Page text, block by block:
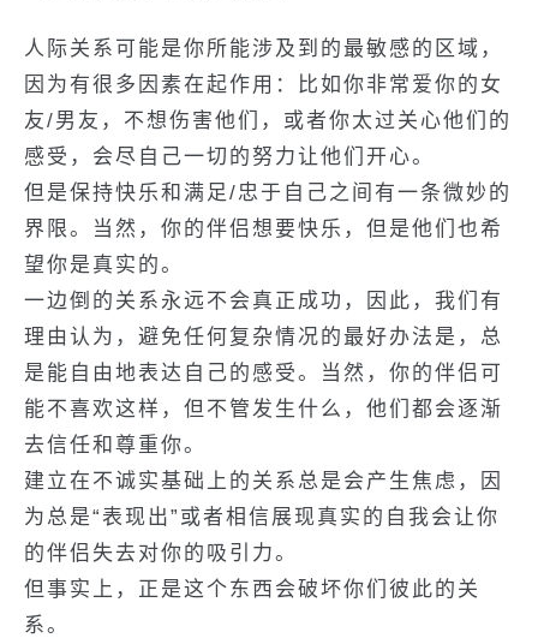
人际关系可能是你所能涉及到的最敏感的区域，
因为有很多因素在起作用：比如你非常爱你的女
友/男友，不想伤害他们，或者你太过关心他们的
感受，会尽自己一切的努力让他们开心。
但是保持快乐和满足/忠于自己之间有一条微妙的
界限。当然，你的伴侣想要快乐，但是他们也希
望你是真实的。
一边倒的关系永远不会真正成功，因此，我们有
理由认为，避免任何复杂情况的最好办法是，总
是能自由地表达自己的感受。当然，你的伴侣可
能不喜欢这样，但不管发生什么，他们都会逐渐
去信任和尊重你。
建立在不诚实基础上的关系总是会产生焦虑，因
为总是“表现出”或者相信展现真实的自我会让你
的伴侣失去对你的吸引力。
但事实上，正是这个东西会破坏你们彼此的关
系。